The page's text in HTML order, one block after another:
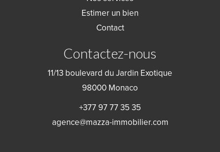
Estimer un bien
Contact
Contactez-nous
11/13 boulevard du Jardin Exotique
98000 Monaco
+377 97 77 35 35
agence@mazza-immobilier.com